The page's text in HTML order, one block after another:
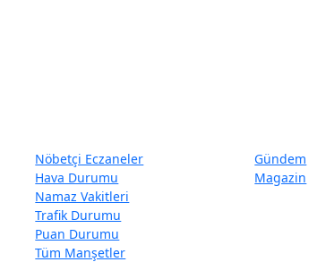
Nöbetçi Eczaneler
Hava Durumu
Namaz Vakitleri
Trafik Durumu
Puan Durumu
Tüm Manşetler
Gündem
Magazin